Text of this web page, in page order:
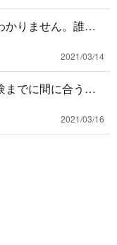
かりません。誰か
2021/03/14
までに間に合うで
2021/03/16